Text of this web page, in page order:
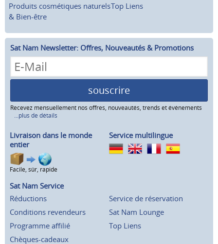
Produits cosmétiques naturels
& Bien-être
Top Liens
Sat Nam Newsletter: Offres, Nouveautés & Promotions
souscrire
Recevez mensuellement nos offres, nouveautés, trends et événements
...plus de détails
Livraison dans le monde
entier
Facile, sûr, rapide
Service multilingue
Sat Nam Service
Réductions
Conditions revendeurs
Programme affilié
Chèques-cadeaux
Service de réservation
Sat Nam Lounge
Top Liens